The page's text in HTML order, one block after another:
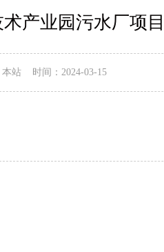
产业园污水厂项目
本站 时间：2024-03-15